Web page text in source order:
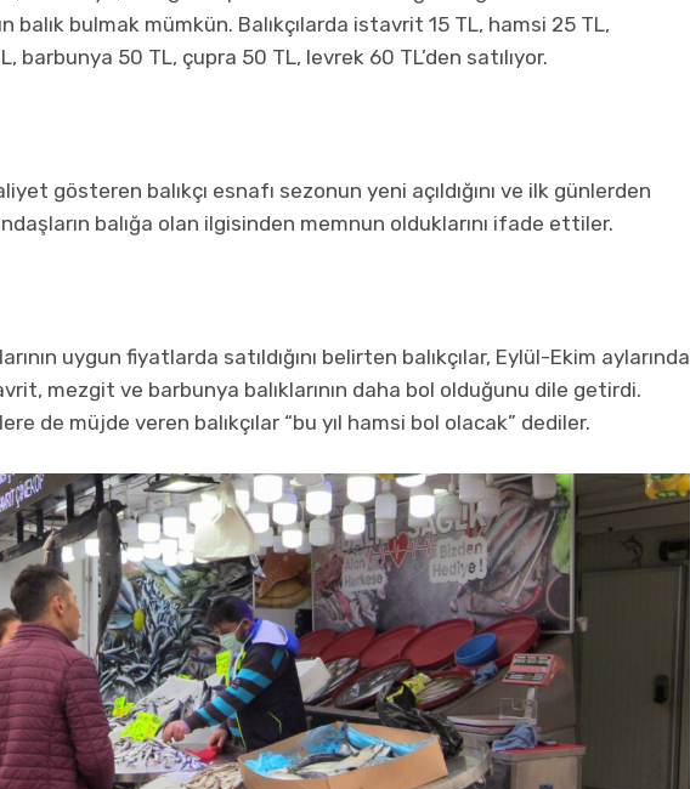
balık bulmak mümkün. Balıkçılarda istavrit 15 TL, hamsi 25 TL,
barbunya 50 TL, çupra 50 TL, levrek 60 TL’den satılıyor.
gösteren balıkçı esnafı sezonun yeni açıldığını ve ilk günlerden
balığa olan ilgisinden memnun olduklarını ifade ettiler.
uygun fiyatlarda satıldığını belirten balıkçılar, Eylül-Ekim aylarında
mezgit ve barbunya balıklarının daha bol olduğunu dile getirdi.
de müjde veren balıkçılar “bu yıl hamsi bol olacak” dediler.